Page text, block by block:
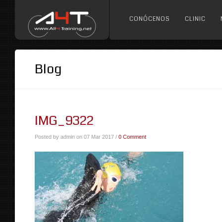
CONÓCENOS CLINIC
Blog
IMG_9322
Posted by admin on 07 Mar 2017 / 0 Comment